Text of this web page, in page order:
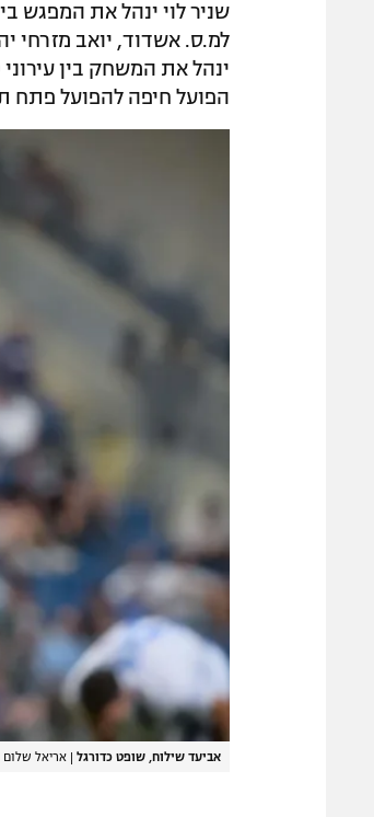
שניר לוי ינהל את המפגש
למ.ס. אשדוד, יואב מזרחי
ינהל את המשחק בין
הפועל חיפה להפועל פתח
אביעד שילוח, שופט כדורגל | אריאל שלום